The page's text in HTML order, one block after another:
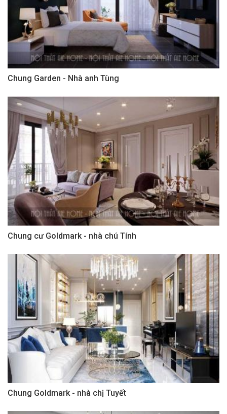
Chung Garden - Nhà anh Tùng
Chung cư Goldmark - nhà chú Tính
Chung Goldmark - nhà chị Tuyết